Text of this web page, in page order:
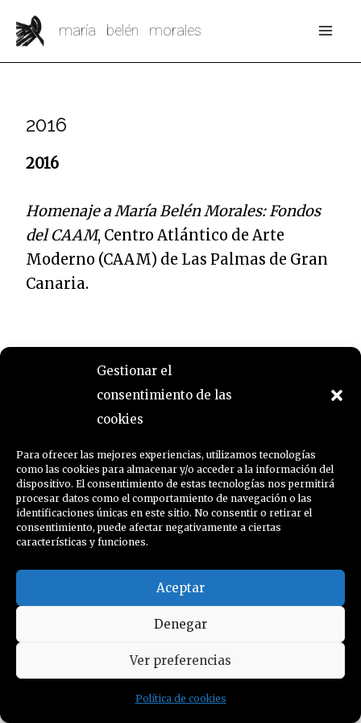
Gestionar el
consentimiento de las
cookies
Para ofrecer las mejores experiencias, utilizamos tecnologías
como las cookies para almacenar y/o acceder a la información del
dispositivo. El consentimiento de estas tecnologías nos permitirá
procesar datos como el comportamiento de navegación o las
identificaciones únicas en este sitio. No consentir o retirar el
consentimiento, puede afectar negativamente a ciertas
características y funciones.
Aceptar
Denegar
Ver preferencias
Política de cookies
contenido
maría belén morales
2016
2016
Homenaje a María Belén Morales: Fondos
del CAAM, Centro Atlántico de Arte
Moderno (CAAM) de Las Palmas de Gran
Canaria.
Timeline Stories
→
política de cookies
© maría belén morales, 2026